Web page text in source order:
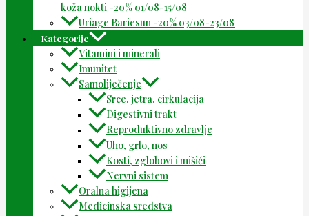
koža nokti -20% 01/08-15/08
Uriage Bariesun -20% 03/08-23/08
Kategorije
Vitamini i minerali
Imunitet
Samoliječenje
Srce, jetra, cirkulacija
Digestivni trakt
Reproduktivno zdravlje
Uho, grlo, nos
Kosti, zglobovi i mišići
Nervni sistem
Oralna higijena
Medicinska sredstva